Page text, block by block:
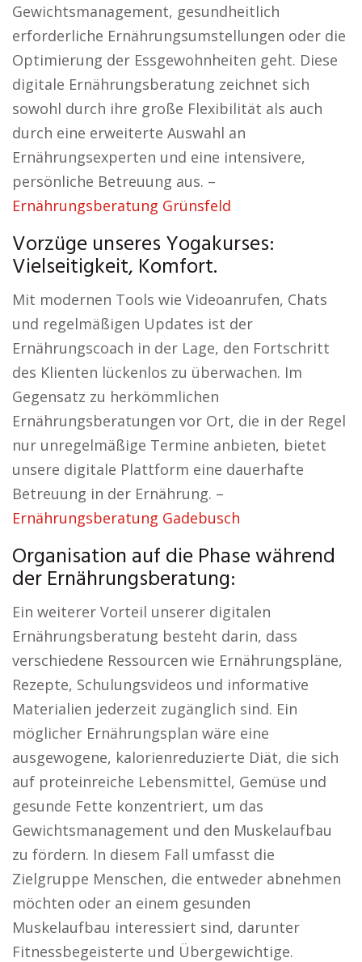
Gewichtsmanagement, gesundheitlich
erforderliche Ernährungsumstellungen oder die
Optimierung der Essgewohnheiten geht. Diese
digitale Ernährungsberatung zeichnet sich
sowohl durch ihre große Flexibilität als auch
durch eine erweiterte Auswahl an
Ernährungsexperten und eine intensivere,
persönliche Betreuung aus. –
Ernährungsberatung Grünsfeld
Vorzüge unseres Yogakurses:
Vielseitigkeit, Komfort.
Mit modernen Tools wie Videoanrufen, Chats
und regelmäßigen Updates ist der
Ernährungscoach in der Lage, den Fortschritt
des Klienten lückenlos zu überwachen. Im
Gegensatz zu herkömmlichen
Ernährungsberatungen vor Ort, die in der Regel
nur unregelmäßige Termine anbieten, bietet
unsere digitale Plattform eine dauerhafte
Betreuung in der Ernährung. –
Ernährungsberatung Gadebusch
Organisation auf die Phase während
der Ernährungsberatung:
Ein weiterer Vorteil unserer digitalen
Ernährungsberatung besteht darin, dass
verschiedene Ressourcen wie Ernährungspläne,
Rezepte, Schulungsvideos und informative
Materialien jederzeit zugänglich sind. Ein
möglicher Ernährungsplan wäre eine
ausgewogene, kalorienreduzierte Diät, die sich
auf proteinreiche Lebensmittel, Gemüse und
gesunde Fette konzentriert, um das
Gewichtsmanagement und den Muskelaufbau
zu fördern. In diesem Fall umfasst die
Zielgruppe Menschen, die entweder abnehmen
möchten oder an einem gesunden
Muskelaufbau interessiert sind, darunter
Fitnessbegeisterte und Übergewichtige.